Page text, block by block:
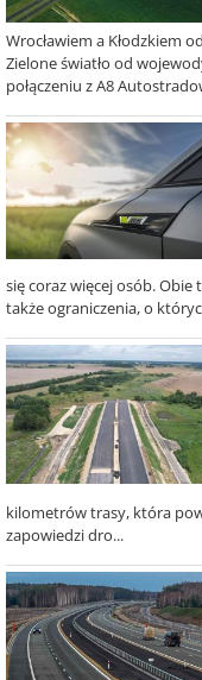
Wrocławiem a Kłodzkiem
Zielone światło od
połączeniu z A8
się coraz więcej osób.
także ograniczenia, o
kilometrów trasy, która
zapowiedzi dro...